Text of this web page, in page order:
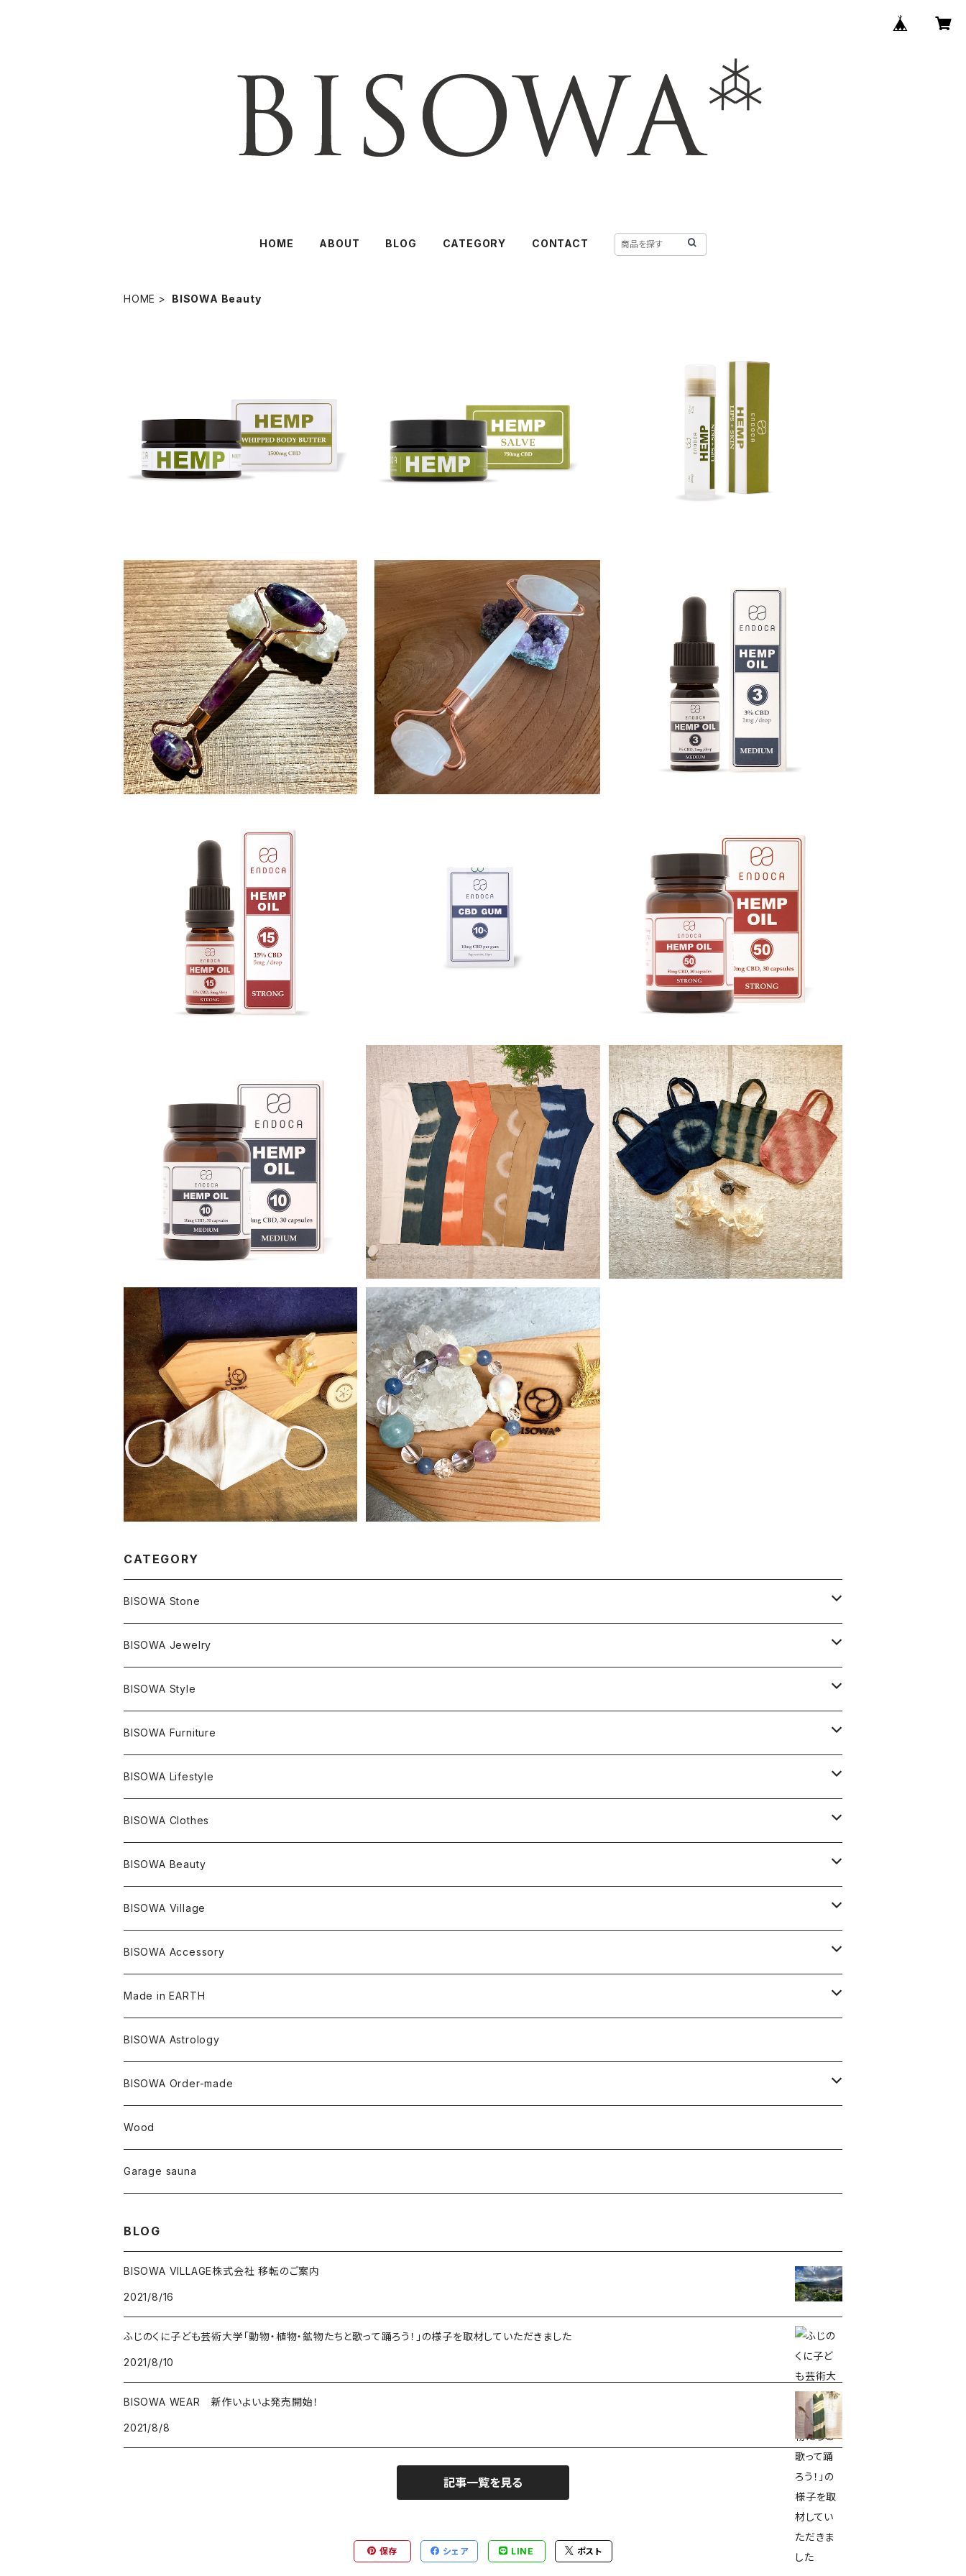
HOME ABOUT BLOG CATEGORY CONTACT
HOME BISOWA Beauty
∞Hemp Whipped Body Butter 1500m
g CBD∞
¥15,400
SOLD OUT
∞Hemp Salve 750mg CBD∞
¥11,000
SOLD OUT
∞CBD Lips + Skin 20mg CBD∞
¥1,650
SOLD OUT
天然石美容ローラー(テラクォーツ) 【アメジ
スト】
¥6,500
天然石美容ローラー(テラクォーツ)
¥5,500
∞Hemp Oil Drops 300mg CBD（3%）∞
¥4,950
SOLD OUT
∞Hemp Oil Drops 1500mg CBD（15%）
¥22,000
SOLD OUT
CBD Chewing Gum 100mg CBD
¥1,870
SOLD OUT
∞Capsules Hemp Oil 1500mg CBD∞
¥22,000
SOLD OUT
∞Capsules Hemp Oil 300mg CBD∞
¥4,950
SOLD OUT
【天然素材・草木染め】レギンス ヘンプコット
ン レディース オーガニック
¥11,000
【天然素材・草木染め】エコバッグ 100％wi
ld hemp
¥7,700
洗える 和紙マスク
¥2,100
ブレスレット ∞ミラクルno泉∞
¥58,080
CATEGORY
BISOWA Stone
マスタークリスタル / 水晶
エレスチャル
ライトニング
ダブルターミネイテッド
ツインソウル
メタモルフォーゼス
クォーツインクォーツ
石の種類別
アメジスト
アクアマリン
ターコイズ
デュモルチェライト
タンザナイト
ムーンストーン
ルチルクォーツ
ラリマー
ハーキマーダイアモンド
スモーキークォーツ
産地別
ヒマラヤ
ブラジル
マダガスカル
中国
アメリカ
BISOWA Jewelry
ネックレス／ペンダント
宇佐美聖子
絹麻 ~kenma~
ピアス
宇佐美聖子
Others
ブレスレット
宇佐美聖子
Others
リング
サンキャッチャー
ヘアアクセサリー
イヤリング
キーホルダー
BISOWA Style
ONE PIECE
ヘンプ
オーガニックコットン
リネン
PANTS
ヘンプ
オーガニックコットン
T-SHIRT
オーガニックコットン
ヘンプコットン
leggings
ヘンプ
オーガニックコットン
Others
ヘンプ
オーガニックコットン
リネン
Underwear
BISOWA Furniture
のるすく
BISOWA Lifestyle
Music
宇佐美聖子
Niceness Music
浄化アイテム
Cosmic Hemp 麻炭
セージ
オラクルカード
キャンドル
HAZE 和蝋燭
縁キャンドル
陶器
大蝶恵美子
Tomoko Uemura Art 麻炭陶器
Cosmic hemp
YUGEN GLASS
others
foods
能作
BISOWA Clothes
麻
絹
Others
オーガニックコットン
バンブー
オーガニックフリース
BISOWA Beauty
ヘンプオイル
BISOWA Village
Bisowa Club Room
BISOWA Accessory
ヘアゴム
宇佐美聖子
Made in EARTH
Misakubo Japan
碧-AOI-の松葉天然酵母パン
Uwajima Japan
BISOWA Astrology
BISOWA Order-made
∞Seiko Usami∞
Wood
Garage sauna
BLOG
BISOWA VILLAGE株式会社 移転のご案内
2021/8/16
ふじのくに子ども芸術大学「動物・植物・鉱物たちと歌って踊ろう！」の様子を取材していただきました
2021/8/10
BISOWA WEAR 新作いよいよ発売開始！
2021/8/8
記事一覧を見る
保存 シェア LINE ポスト